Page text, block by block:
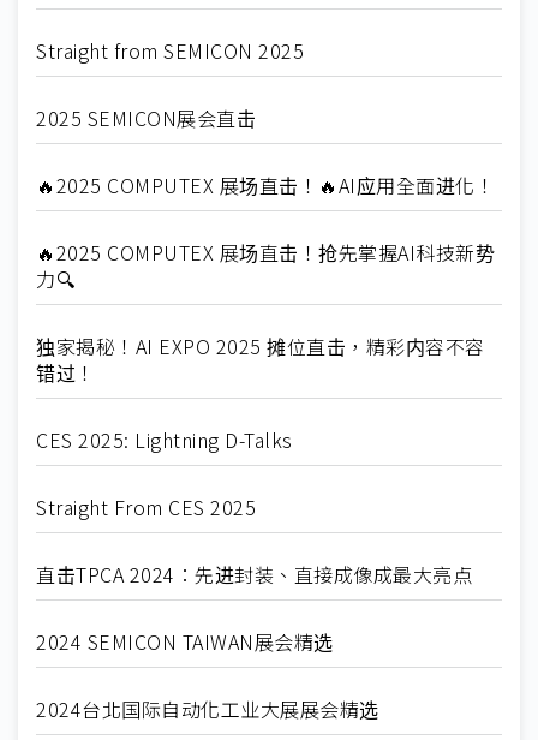
Straight from SEMICON 2025
2025 SEMICON展会直击
🔥2025 COMPUTEX 展场直击！🔥AI应用全面进化！
🔥2025 COMPUTEX 展场直击！抢先掌握AI科技新势
力🔍
独家揭秘！AI EXPO 2025 摊位直击，精彩内容不容
错过！
CES 2025: Lightning D-Talks
Straight From CES 2025
直击TPCA 2024：先进封装、直接成像成最大亮点
2024 SEMICON TAIWAN展会精选
2024台北国际自动化工业大展展会精选